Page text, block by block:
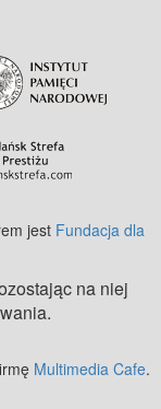
jest Fundacja dla
na niej
Multimedia Cafe.